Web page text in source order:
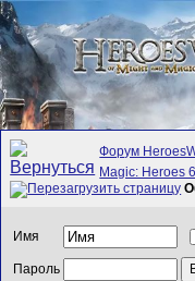
Форум
Magic: Heroes
Имя
Пароль